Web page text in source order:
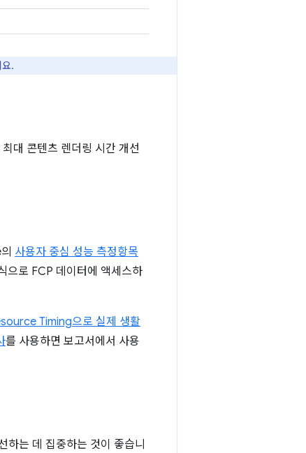
.
대 콘텐츠 렌더링 시간 개선
사용자 중심 성능 측정항목
으로 FCP 데이터에 액세스하
Timing으로 실제 생활
를 사용하면 보고서에서 사용
하는 데 집중하는 것이 좋습니